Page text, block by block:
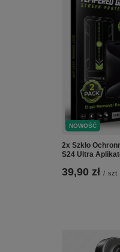
NOWOŚĆ
2x Szkło
S24 Ultra
39,90 zł / szt.